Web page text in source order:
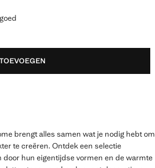
STEENGOED
TOEVOEGEN
brengt alles samen wat je nodig hebt om
te creëren. Ontdek een selectie
hun eigentijdse vormen en de warmte